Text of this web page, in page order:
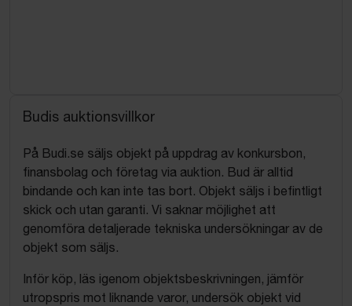
Budis auktionsvillkor
På Budi.se säljs objekt på uppdrag av konkursbon,
finansbolag och företag via auktion. Bud är alltid
bindande och kan inte tas bort. Objekt säljs i befintligt
skick och utan garanti. Vi saknar möjlighet att
genomföra detaljerade tekniska undersökningar av de
objekt som säljs.
Inför köp, läs igenom objektsbeskrivningen, jämför
utropspris mot liknande varor, undersök objekt vid